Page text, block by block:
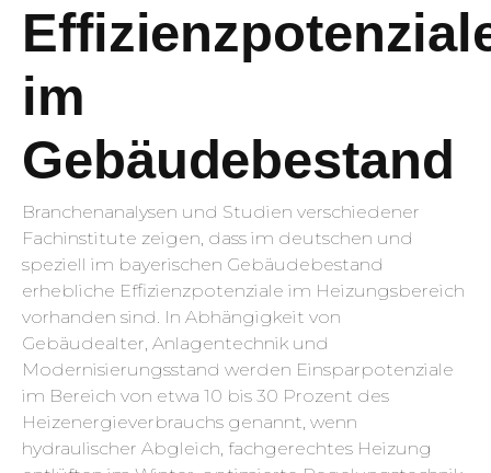
im
Gebäudebestand
Branchenanalysen und Studien verschiedener
Fachinstitute zeigen, dass im deutschen und
speziell im bayerischen Gebäudebestand
erhebliche Effizienzpotenziale im Heizungsbereich
vorhanden sind. In Abhängigkeit von
Gebäudealter, Anlagentechnik und
Modernisierungsstand werden Einsparpotenziale
im Bereich von etwa 10 bis 30 Prozent des
Heizenergieverbrauchs genannt, wenn
hydraulischer Abgleich, fachgerechtes Heizung